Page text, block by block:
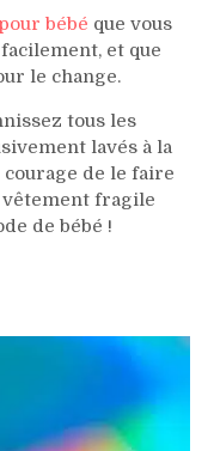
bébé que vous
et que
le change.
tous les
lavés à la
de le faire
vêtement fragile
de bébé !